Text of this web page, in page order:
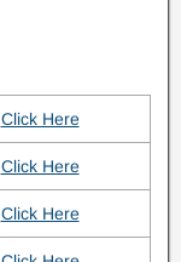
Click Here
Click Here
Click Here